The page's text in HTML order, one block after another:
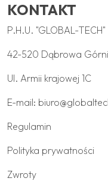
KONTAKT
P.H.U. "GLOBAL-TECH"
42-520 Dąbrowa
Ul. Armii krajowej 1C
E-mail:
Regulamin
Polityka prywatności
Zwroty